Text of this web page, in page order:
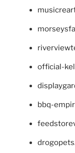
official-
bbq-